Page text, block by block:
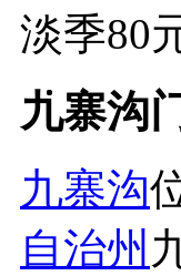
淡季80
九寨沟
九寨沟
自治州